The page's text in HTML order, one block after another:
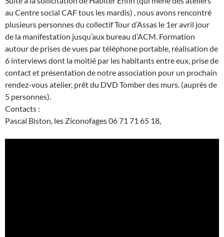
au Centre social CAF tous les mardis) , nous avons rencontré
plusieurs personnes du collectif Tour d’Assas le 1er avril jour
de la manifestation jusqu’aux bureau d’ACM. Formation
autour de prises de vues par téléphone portable, réalisation de
6 interviews dont la moitié par les habitants entre eux, prise de
contact et présentation de notre association pour un prochain
rendez-vous atelier, prêt du DVD Tomber des murs. (auprès de
5 personnes).
Contacts :
Pascal Biston, les Ziconofages 06 71 71 65 18,